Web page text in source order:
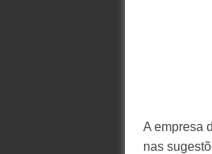
A empresa
nas